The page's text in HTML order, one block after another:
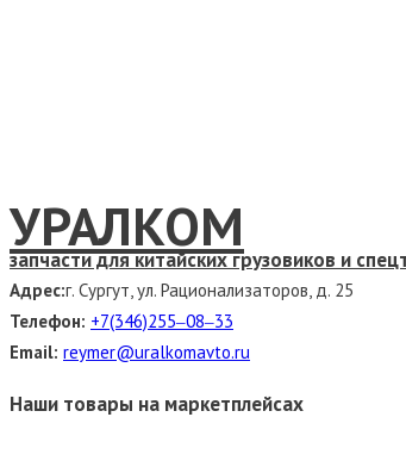
УРАЛКОМ
запчасти для китайских грузовиков и
Адрес:г. Сургут, ул. Рационализаторов, д. 25
Телефон: +7(346)255‒08‒33
Email: reymer@uralkomavto.ru
Наши товары на маркетплейсах